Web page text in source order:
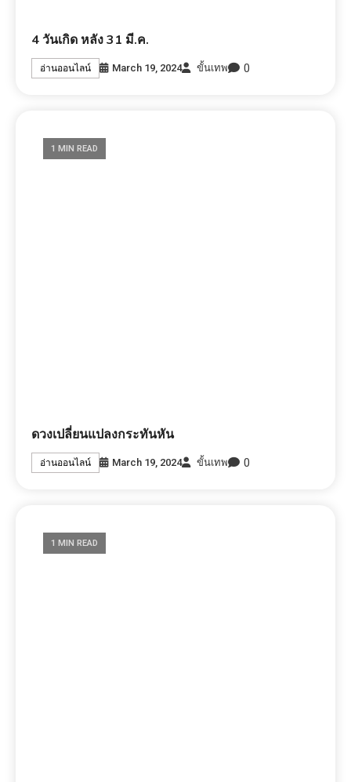
4 วันเกิด หลัง 31 มี.ค.
อ่านออนไลน์ March 19, 2024 ขั้นเทพ 0
1 MIN READ
ดวงเปลี่ยนแปลงกระทันหัน
อ่านออนไลน์ March 19, 2024 ขั้นเทพ 0
1 MIN READ